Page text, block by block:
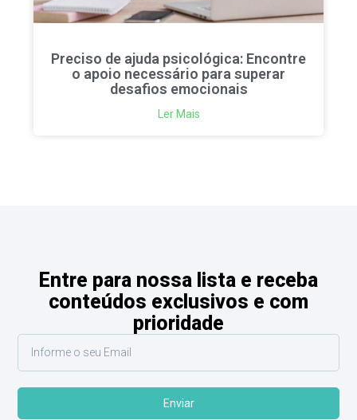
Preciso de ajuda psicológica: Encontre
o apoio necessário para superar
desafios emocionais
Ler Mais
Entre para nossa lista e receba
conteúdos exclusivos e com
prioridade
Enviar